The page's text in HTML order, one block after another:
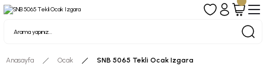
Anasayfa Ocak SNB 5065 Tekli Ocak Izgara